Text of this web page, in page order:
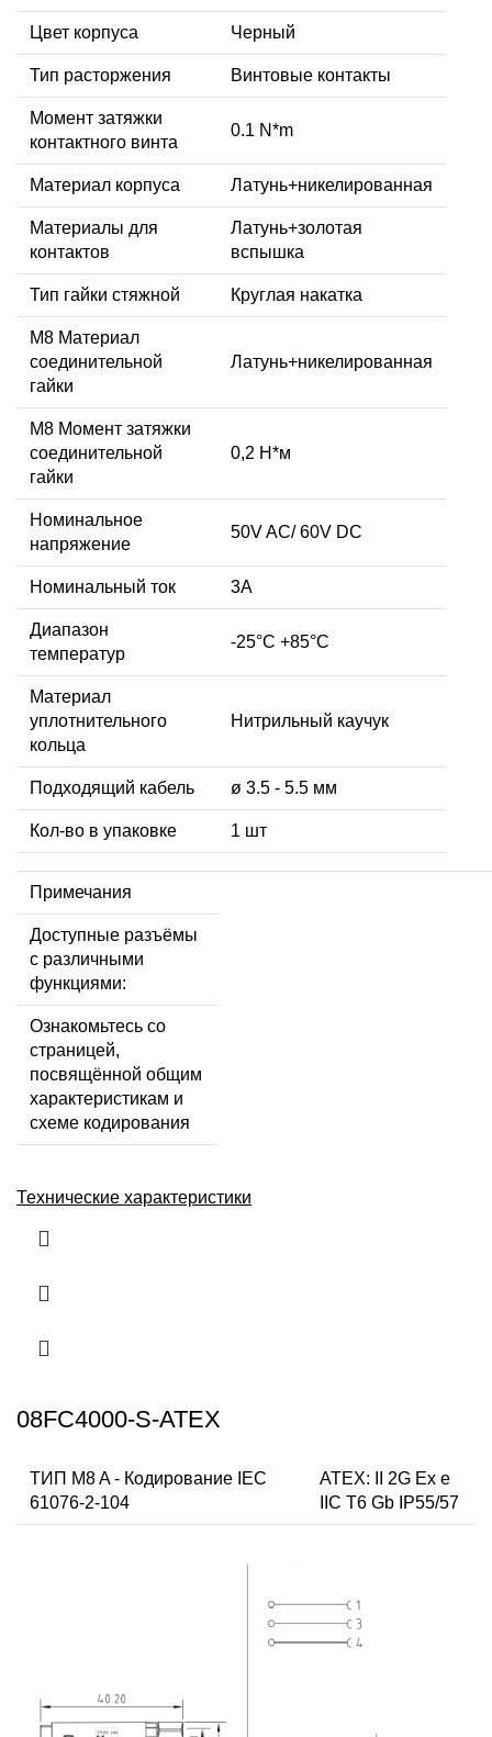
Цвет корпуса Черный
Тип расторжения Винтовые контакты
Момент затяжки
контактного винта
0.1 N*m
Материал корпуса Латунь+никелированная
Материалы для
контактов
Латунь+золотая
вспышка
Тип гайки стяжной Круглая накатка
М8 Материал
соединительной
гайки
Латунь+никелированная
M8 Момент затяжки
соединительной
гайки
0,2 Н*м
Номинальное
напряжение
50V AC/ 60V DC
Номинальный ток 3А
Диапазон
температур
-25°C +85°C
Материал
уплотнительного
кольца
Нитрильный каучук
Подходящий кабель ø 3.5 - 5.5 мм
Кол-во в упаковке 1 шт
Примечания
Доступные разъёмы
с различными
функциями:
Ознакомьтесь со
страницей,
посвящённой общим
характеристикам и
схеме кодирования
Технические характеристики
08FC4000-S-ATEX
ТИП M8 A - Кодирование IEC
61076-2-104
ATEX: II 2G Ex e
IIC T6 Gb IP55/57